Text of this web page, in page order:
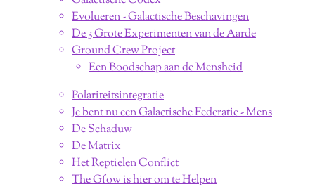
Evolueren - Galactische Beschavingen
De 3 Grote Experimenten van de Aarde
Ground Crew Project
Een Boodschap aan de Mensheid
Polariteitsintegratie
Je bent nu een Galactische Federatie - Mens
De Schaduw
De Matrix
Het Reptielen Conflict
The Gfow is hier om te Helpen